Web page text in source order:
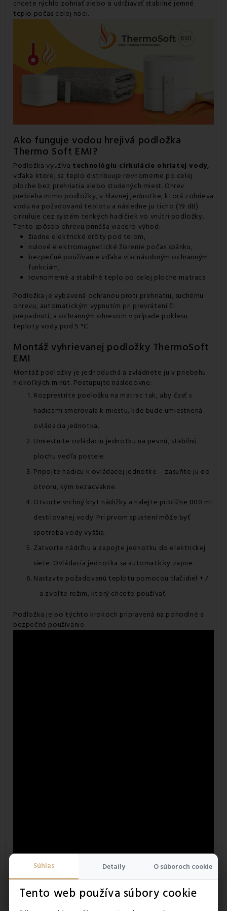
Súhlas Detaily O súboroch cookie
Tento web používa súbory cookie
chcete rýchlo zohriať alebo si udržiavať stabilné jemné
teplo počas celej noci.
Ako funguje vodou hrejivá podložka
Thermo Soft EMI?
Podložka využíva technológiu cirkulácie ohriatej vody,
vďaka ktorej sa teplo distribuuje rovnomerne po celej
ploche bez prehriatia alebo studených miest. Ohrev
prebieha mimo podložky, v hlavnej jednotke, ktorá zohrieva
vodu na požadovanú teplotu a následne ju ticho (19 dB)
cirkuluje cez systém tenkých hadičiek vo vnútri podložky.
Tento spôsob ohrevu prináša viacero výhod:
žiadne elektrické drôty pod telom,
nulové elektromagnetické žiarenie počas spánku,
bezpečné používanie vďaka viacnásobným ochranným
funkciám,
rovnomerné a stabilné teplo po celej ploche matraca.
Podložka je vybavená ochranou proti prehriatiu, suchému
ohrevu, automatickým vypnutím pri prevrátení či
prepadnutí, a ochranným ohrevom v prípade poklesu
teploty vody pod 5 °C.
Montáž vyhrievanej podložky ThermoSoft
EMI
Montáž podložky je jednoduchá a zvládnete ju v priebehu
niekoľkých minút. Postupujte nasledovne:
Rozprestrite podložku na matrac tak, aby časť s
hadicami smerovala k miestu, kde bude umiestnená
ovládacia jednotka.
Umiestnite ovládaciu jednotku na pevnú, stabilnú
plochu vedľa postele.
Pripojte hadicu k ovládacej jednotke – zasuňte ju do
otvoru, kým nezacvakne.
Otvorte vrchný kryt nádržky a nalejte približne 800 ml
destilovanej vody. Pri prvom spustení môže byť
spotreba vody vyššia.
Zatvorte nádržku a zapojte jednotku do elektrickej
siete. Ovládacia jednotka sa automaticky zapne.
Nastavte požadovanú teplotu pomocou tlačidiel + /
– a zvoľte režim, ktorý chcete používať.
Podložka je po týchto krokoch pripravená na pohodlné a
bezpečné používanie.